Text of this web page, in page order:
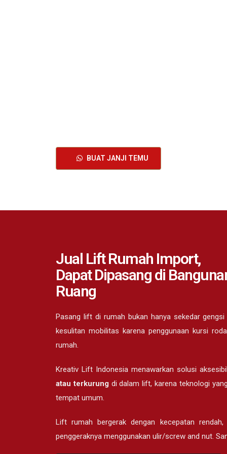
BUAT JANJI TEMU
Jual Lift Rumah Import,
Dapat Dipasang di
Ruang
Pasang lift di rumah bukan hanya sekedar
kesulitan mobilitas karena penggunaan kursi
rumah.
Kreativ Lift Indonesia menawarkan solusi
atau terkurungdi dalam lift, karena teknologi
tempat umum.
Lift rumah bergerak dengan kecepatan
penggeraknya menggunakan ulir/screw and nut.